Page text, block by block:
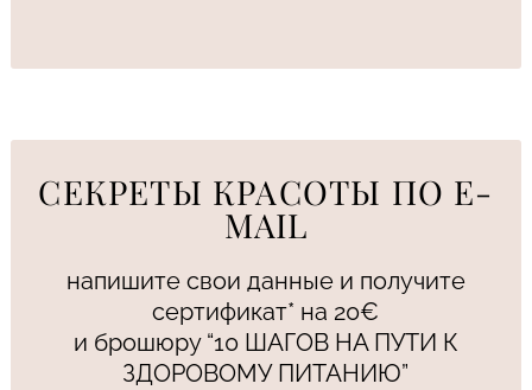
СЕКРЕТЫ КРАСОТЫ ПО E-
MAIL
напишите свои данные и получите
сертификат* на 20€
и брошюру “10 ШАГОВ НА ПУТИ К
ЗДОРОВОМУ ПИТАНИЮ”